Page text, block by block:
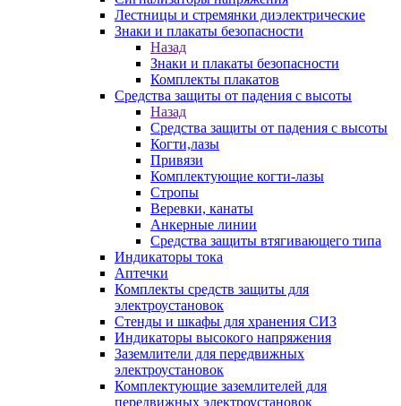
Лестницы и стремянки диэлектрические
Знаки и плакаты безопасности
Назад
Знаки и плакаты безопасности
Комплекты плакатов
Средства защиты от падения с высоты
Назад
Средства защиты от падения с высоты
Когти,лазы
Привязи
Комплектующие когти-лазы
Стропы
Веревки, канаты
Анкерные линии
Средства защиты втягивающего типа
Индикаторы тока
Аптечки
Комплекты средств защиты для
электроустановок
Стенды и шкафы для хранения СИЗ
Индикаторы высокого напряжения
Заземлители для передвижных
электроустановок
Комплектующие заземлителей для
передвижных электроустановок